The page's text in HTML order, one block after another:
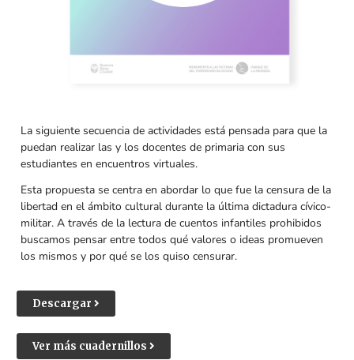
La siguiente secuencia de actividades está pensada para que la
puedan realizar las y los docentes de primaria con sus
estudiantes en encuentros virtuales.
Esta propuesta se centra en abordar lo que fue la censura de la
libertad en el ámbito cultural durante la última dictadura cívico-
militar. A través de la lectura de cuentos infantiles prohibidos
buscamos pensar entre todos qué valores o ideas promueven
los mismos y por qué se los quiso censurar.
Descargar
Ver más cuadernillos